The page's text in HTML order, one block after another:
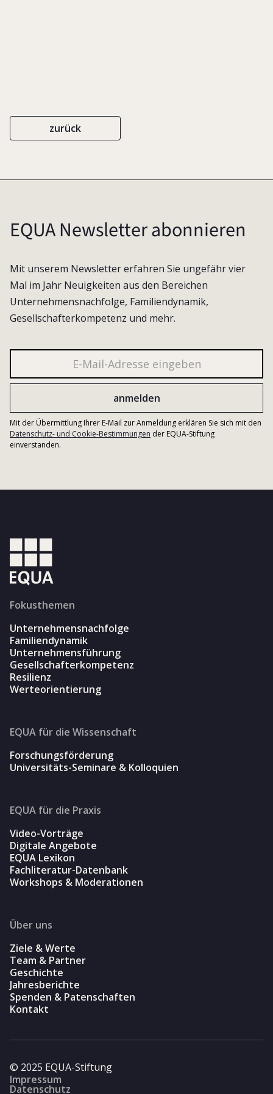
zurück
EQUA Newsletter abonnieren
Mit unserem Newsletter erfahren Sie ungefähr vier
Mal im Jahr Neuigkeiten aus den Bereichen
Unternehmensnachfolge, Familiendynamik,
Gesellschafterkompetenz und mehr.
Mit der Übermittlung Ihrer E-Mail zur Anmeldung erklären Sie sich mit den
Datenschutz- und Cookie-Bestimmungen der EQUA-Stiftung
einverstanden.
Fokusthemen
Unternehmensnachfolge
Familiendynamik
Unternehmensführung
Gesellschafterkompetenz
Resilienz
Werteorientierung
EQUA für die Wissenschaft
Forschungsförderung
Universitäts-Seminare & Kolloquien
EQUA für die Praxis
Video-Vorträge
Digitale Angebote
EQUA Lexikon
Fachliteratur-Datenbank
Workshops & Moderationen
Über uns
Ziele & Werte
Team & Partner
Geschichte
Jahresberichte
Spenden & Patenschaften
Kontakt
© 2025 EQUA-Stiftung
Impressum
Datenschutz